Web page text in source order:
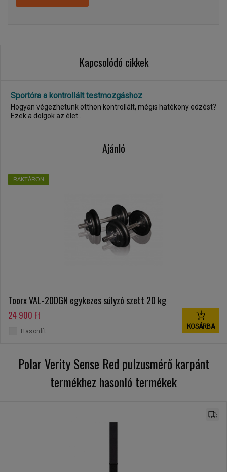
Kapcsolódó cikkek
Sportóra a kontrollált testmozgáshoz
Hogyan végezhetünk otthon kontrollált, mégis hatékony edzést?
Ezek a dolgok az élet...
Ajánló
RAKTÁRON
Toorx VAL-20DGN egykezes súlyzó szett 20 kg
24 900 Ft
KOSÁRBA
Hasonlít
Polar Verity Sense Red pulzusmérő karpánt
termékhez hasonló termékek